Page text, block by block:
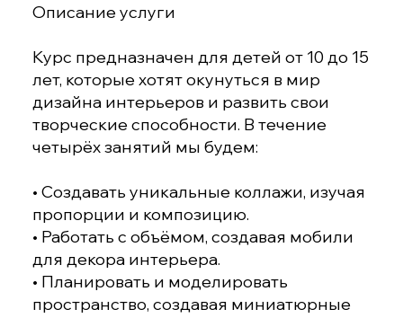
Описание услуги
Курс предназначен для детей от 10 до 15
лет, которые хотят окунуться в мир
дизайна интерьеров и развить свои
творческие способности. В течение
четырёх занятий мы будем:
• Создавать уникальные коллажи, изучая
пропорции и композицию.
• Работать с объёмом, создавая мобили
для декора интерьера.
• Планировать и моделировать
пространство, создавая миниатюрные